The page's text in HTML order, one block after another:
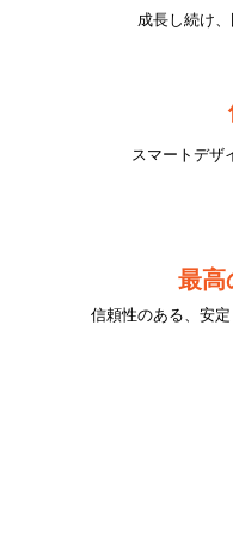
成長し続け
スマートデザ
最高
信頼性のある、安